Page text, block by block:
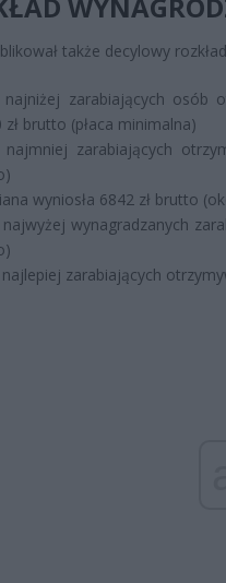
także decylowy
najniżej zarabiających osób
zł brutto (płaca minimalna)
najmniej zarabiających
wyniosła 6842 zł brutto
najwyżej wynagradzanych
najlepiej zarabiających